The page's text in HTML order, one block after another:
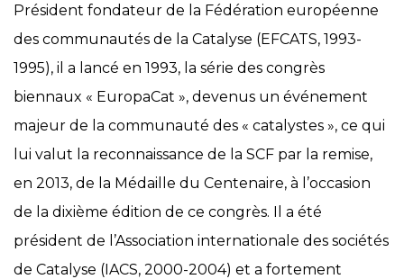
Président fondateur de la Fédération européenne
des communautés de la Catalyse (EFCATS, 1993-
1995), il a lancé en 1993, la série des congrès
biennaux « EuropaCat », devenus un événement
majeur de la communauté des « catalystes », ce qui
lui valut la reconnaissance de la SCF par la remise,
en 2013, de la Médaille du Centenaire, à l’occasion
de la dixième édition de ce congrès. Il a été
président de l’Association internationale des sociétés
de Catalyse (IACS, 2000-2004) et a fortement